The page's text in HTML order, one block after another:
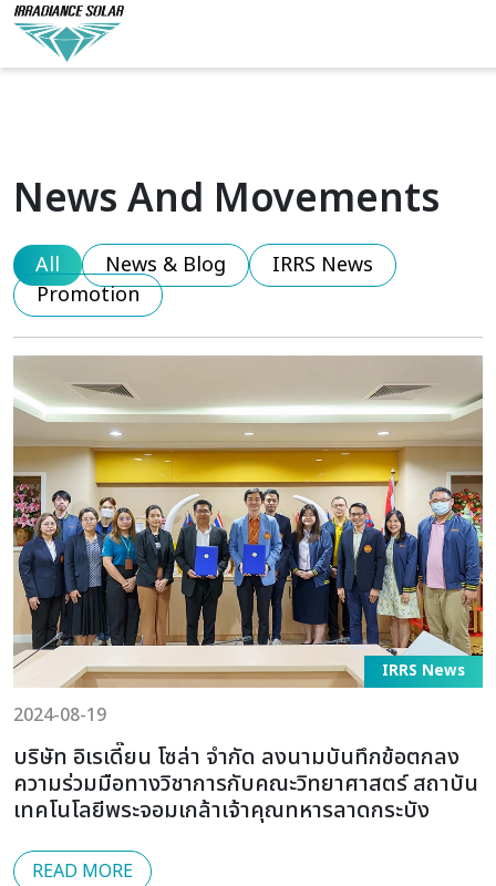
News And Movements
All News & Blog
IRRS News
Promotion
IRRS News
2024-08-19
บริษัท อิเรเดี๊ยน โซล่า จำกัด ลงนามบันทึกข้อตกลง
ความร่วมมือทางวิชาการกับคณะวิทยาศาสตร์ สถาบัน
เทคโนโลยีพระจอมเกล้าเจ้าคุณทหารลาดกระบัง
READ MORE